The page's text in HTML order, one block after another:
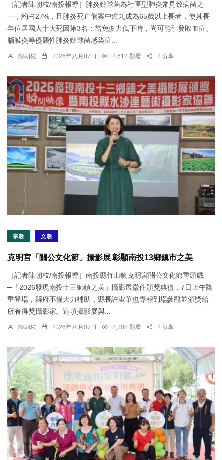
［記者陳朝枝/南投報導］肺炎鏈球菌為社區型肺炎常見致病菌之
一，約占27%，且肺炎死亡個案中逾九成為65歲以上長者，使其長
年位居國人十大死因第3名；當免疫力低下時，尚可能引發敗血症、
腦膜炎等侵襲性肺炎鏈球菌感染症...
陳朝枝 2026年八月07日 2,612 觀看 2 分享
宗教 文教
克明宮「關公文化節」攝影展 彰顯南投13鄉鎮市之美
［記者陳朝枝/南投報導］南投縣竹山鎮克明宮關公文化節重頭戲
─「2026發現南投十三鄉鎮之美」攝影展徵件頒獎典禮，7日上午隆
重登場，縣府不僅大力補助，縣長許淑華也專程到場參觀並頒獎給
所有得獎攝影家。這項攝影展與...
陳朝枝 2026年八月07日 2,708 觀看 2 分享